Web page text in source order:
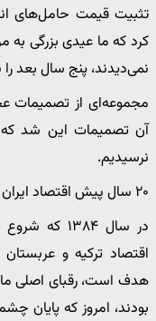
تثبیت قیمت حامل‌های
کرد که ما عیدی بزرگی به
نمی‌دیدند، پنج سال بعد
مجموعه‌ای از تصمیمات
نرسیدیم.
۲۰ سال پیش اقتصاد ایران معادل عربستان و ترکیه بود
در سال
اقتصاد ترکیه و
هدف است، رقبای اصلی ما